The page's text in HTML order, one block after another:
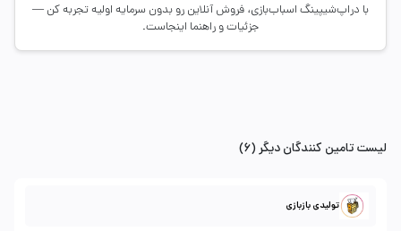
با دراپ‌شیپینگ اسباب‌بازی، فروش آنلاین رو بدون سرمایه اولیه تجربه کن —
جزئیات و راهنما اینجاست.
لیست تامین کنندگان دیگر (6)
تولیدی بازبازی